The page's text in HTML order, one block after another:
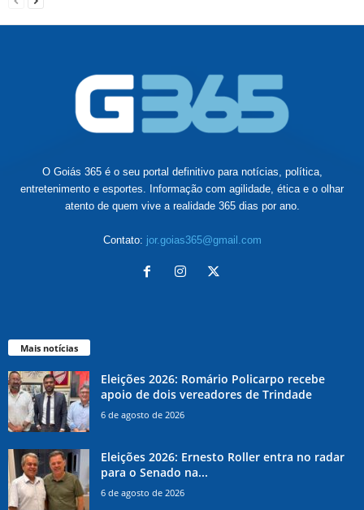
O Goiás 365 é o seu portal definitivo para notícias, política,
entretenimento e esportes. Informação com agilidade, ética e o olhar
atento de quem vive a realidade 365 dias por ano.
Contato: jor.goias365@gmail.com
Mais notícias
Eleições 2026: Romário Policarpo recebe
apoio de dois vereadores de Trindade
6 de agosto de 2026
Eleições 2026: Ernesto Roller entra no radar
para o Senado na...
6 de agosto de 2026